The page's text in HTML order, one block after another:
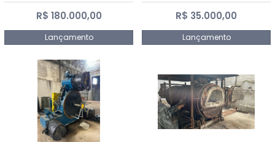
R$ 180.000,00
Lançamento
R$ 35.000,00
Lançamento